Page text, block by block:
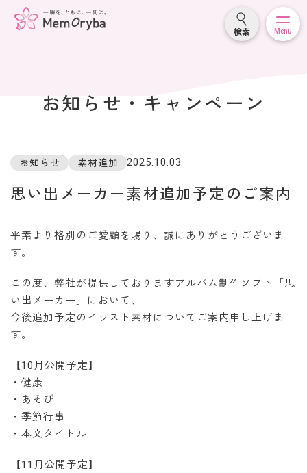
検索 Menu
お知らせ・ キャンペーン
お知らせ 素材追加 2025.10.03
思い出メーカー素材追加予定のご案内
平素より格別のご愛顧を賜り、誠にありがとうございま
す。
この度、弊社が提供しておりますアルバム制作ソフト「思
い出メーカー」において、
今後追加予定のイラスト素材についてご案内申し上げま
す。
【10月公開予定】
・健康
・あそび
・季節行事
・本文タイトル
【11月公開予定】